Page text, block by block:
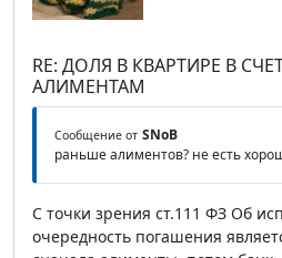
RE: ДОЛЯ В КВАРТИРЕ В
АЛИМЕНТАМ
Сообщение от SNoB
раньше алиментов? не есть
С точки зрения ст.111 ФЗ Об
очередность погашения